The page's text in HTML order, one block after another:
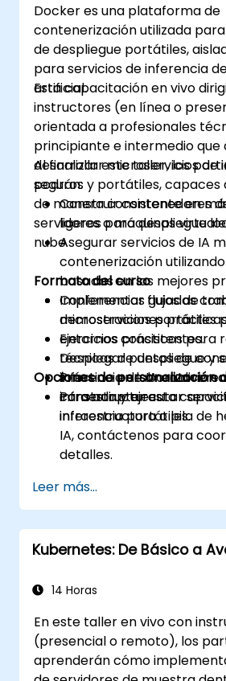
Docker es una plataforma de
contenerización utilizada
de despliegue portátiles,
para servicios de inferencia
artificial.
Esta capacitación en vivo
instructores (en línea o
orientada a profesionales
principiante e intermedio que
desarrollar microservicios de
seguros y portátiles, capaces
de manera consistente en
servidores o máquinas
nube.
Al finalizar este taller, los
podrán:
Construir contenedores
ligeros para despliegue
Asegurar servicios de IA
contenerización
basadas en las mejores
Implementar flujos de
microservicios portátiles
entornos consistentes.
Desplegar puntos de
inferencia de IA en
infraestructuras.
Formato del curso
Conferencias guiadas
demostraciones
Ejercicios prácticos para
técnicas de despliegue y
Práctica en laboratorio
construir y ejecutar
inferencia portátiles.
Opciones de personalización
Para adaptar esta
infraestructura o pila de
IA, contáctenos para
detalles.
Leer más...
Kubernetes: De Básico a
14 Horas
En este taller en vivo con
(presencial o remoto), los
aprenderán cómo